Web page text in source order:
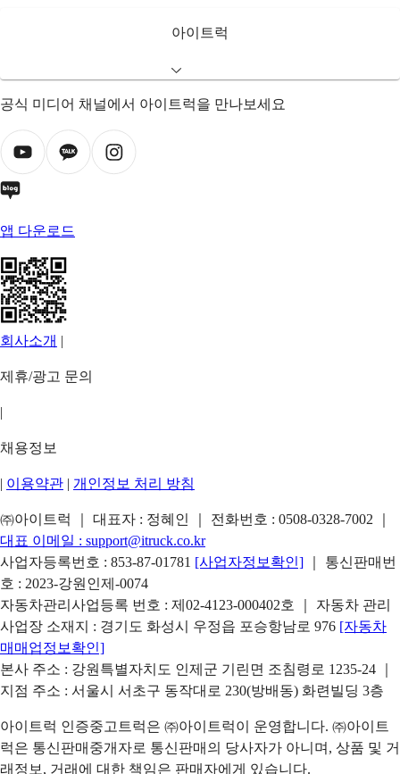
아이트럭
공식 미디어 채널에서 아이트럭을 만나보세요
앱 다운로드
회사소개 |
제휴/광고 문의
|
채용정보
| 이용약관 | 개인정보 처리 방침
㈜아이트럭 ｜ 대표자 : 정혜인 ｜ 전화번호 : 0508-0328-7002
대표 이메일 : support@itruck.co.kr
사업자등록번호 : 853-87-01781 [사업자정보확인]
｜ 통신판매번
호 : 2023-강원인제-0074
자동차관리사업등록 번호 : 제02-4123-000402호 ｜ 자동차 관리
사업장 소재지 : 경기도 화성시 우정읍 포승항남로 976 [자동차
매매업정보확인]
본사 주소 : 강원특별자치도 인제군 기린면 조침령로 1235-24 ｜
지점 주소 : 서울시 서초구 동작대로 230(방배동) 화련빌딩 3층
아이트럭 인증중고트럭은 ㈜아이트럭이 운영합니다. ㈜아이트
럭은 통신판매중개자로 통신판매의 당사자가 아니며, 상품 및 거
래정보, 거래에 대한 책임은 판매자에게 있습니다.